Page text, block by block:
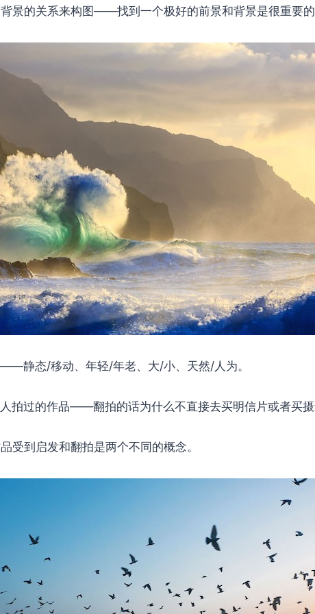
景的关系来构图——找到一个极好的前景和背景是很重要
静态/移动、年轻/年老、大/小、天然/人为。
拍过的作品——翻拍的话为什么不直接去买明信片或者买
受到启发和翻拍是两个不同的概念。